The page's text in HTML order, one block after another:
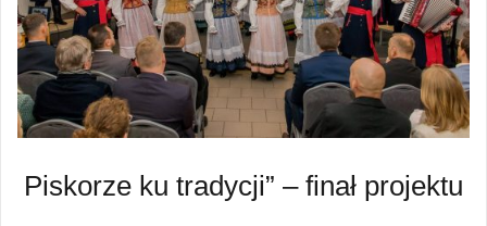
Piskorze ku tradycji” – finał projektu